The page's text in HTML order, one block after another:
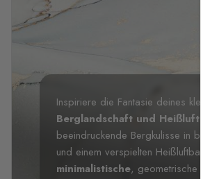
Inspiriere die Fantasie deines
Berglandschaft und
beeindruckende Bergkulisse in
und einem verspielten
minimalistische, geometrische